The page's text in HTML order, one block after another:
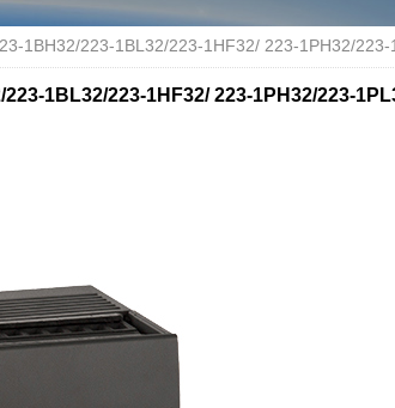
1BH32/223-1BL32/223-1HF32/ 223-1PH32/223-
1BL32/223-1HF32/ 223-1PH32/223-